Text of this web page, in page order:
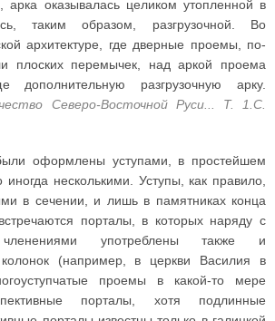
оказывалась целиком утопленной в
таким образом, разгрузочной. Во
архитектуре, где дверные проемы, по-
плоских перемычек, над аркой проема
разгрузочную арку.
Северо-Восточной Руси... Т. 1.С.
оформлены уступами, в простейшем
несколькими. Уступы, как правило,
в сечении, и лишь в памятниках конца
порталы, в которых наряду с
членениями употреблены также и
колонок (например, в церкви Василия в
проемы в какой-то мере
порталы, хотя подлинные